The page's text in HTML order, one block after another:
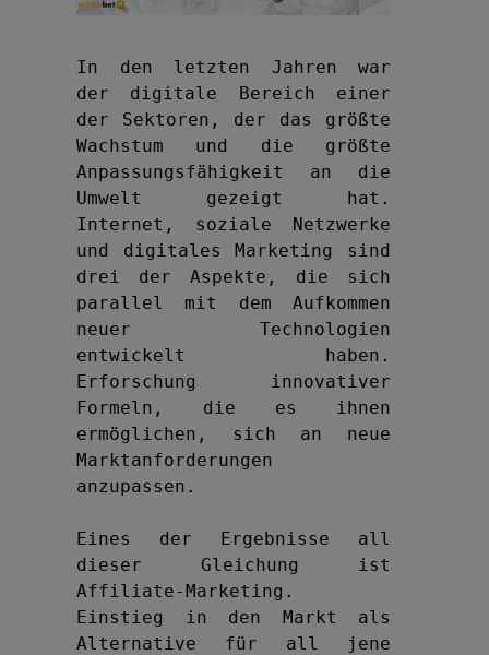
In den letzten Jahren war
der digitale Bereich einer
der Sektoren, der das größte
Wachstum und die größte
Anpassungsfähigkeit an die
Umwelt gezeigt hat.
Internet, soziale Netzwerke
und digitales Marketing sind
drei der Aspekte, die sich
parallel mit dem Aufkommen
neuer Technologien
entwickelt haben.
Erforschung innovativer
Formeln, die es ihnen
ermöglichen, sich an neue
Marktanforderungen
anzupassen.
Eines der Ergebnisse all
dieser Gleichung ist
Affiliate-Marketing.
Einstieg in den Markt als
Alternative für all jene